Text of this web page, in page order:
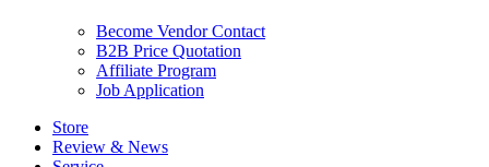
Become Vendor Contact
B2B Price Quotation
Affiliate Program
Job Application
Store
Review & News